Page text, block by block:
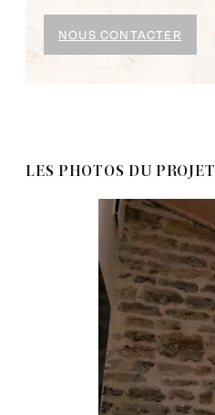
NOUS CONTACTER
LES PHOTOS DU PROJET